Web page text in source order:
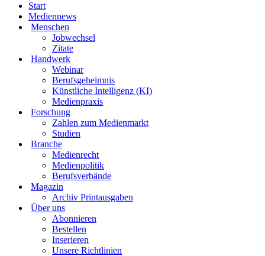
Start
Mediennews
Menschen
Jobwechsel
Zitate
Handwerk
Webinar
Berufsgeheimnis
Künstliche Intelligenz (KI)
Medienpraxis
Forschung
Zahlen zum Medienmarkt
Studien
Branche
Medienrecht
Medienpolitik
Berufsverbände
Magazin
Archiv Printausgaben
Über uns
Abonnieren
Bestellen
Inserieren
Unsere Richtlinien